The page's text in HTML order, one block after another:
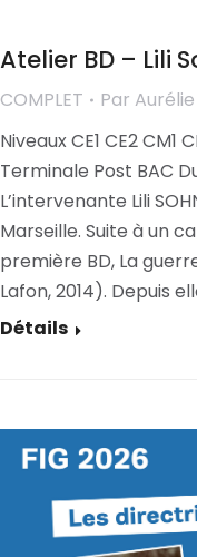
Atelier BD – Lili
COMPLET Par Aurélie
Niveaux CE1 CE2 CM1
Terminale Post BAC
L’intervenante Lili
Marseille. Suite à un
première BD, La
Lafon, 2014). Depuis
Détails